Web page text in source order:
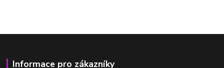
Informace pro zákazníky